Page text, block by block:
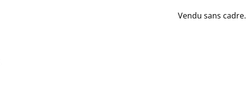
Vendu sans cadre.